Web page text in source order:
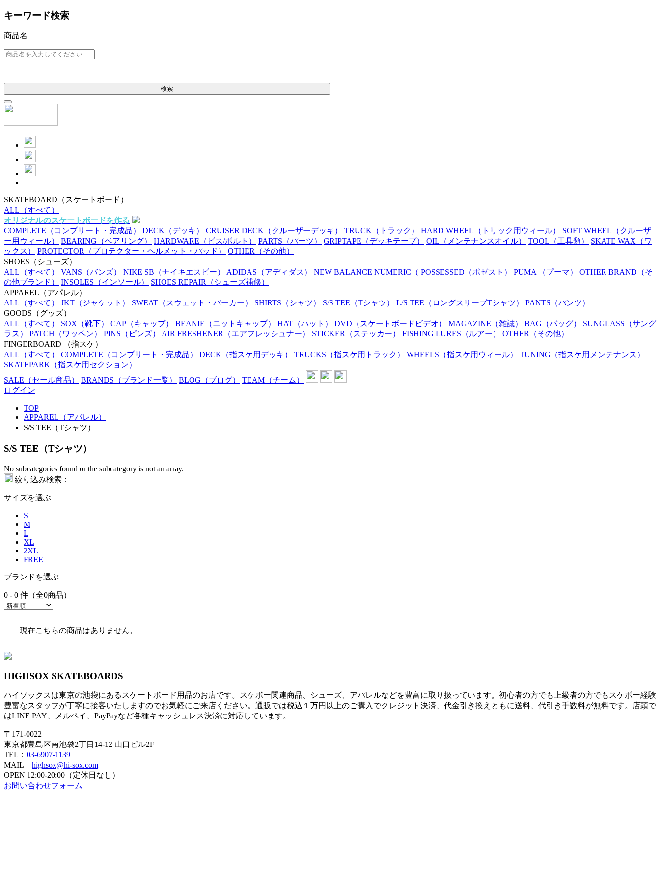
キーワード検索
商品名
検索
SKATEBOARD （スケートボード）
ALL （すべて）
オリジナルのスケートボードを作る
COMPLETE （コンプリート・完成品） DECK （デッキ） CRUISER DECK （クルーザーデッキ） TRUCK （トラック） HARD WHEEL （トリック用ウィール） SOFT WHEEL （クルーザ
ー用ウィール）
BEARING （ベアリング） HARDWARE （ビス/ボルト） PARTS （パーツ） GRIPTAPE （デッキテープ） OIL （メンテナンスオイル） TOOL （工具類） SKATE WAX （ワ
ックス）
PROTECTOR （プロテクター・ヘルメット・パッド） OTHER （その他）
SHOES （シューズ）
ALL （すべて） VANS （バンズ） NIKE SB （ナイキエスビー） ADIDAS （アディダス） NEW BALANCE NUMERIC （ POSSESSED （ポゼスト） PUMA （プーマ） OTHER BRAND （そ
の他ブランド）
INSOLES （インソール） SHOES REPAIR （シューズ補修）
APPAREL （アパレル）
ALL （すべて） JKT （ジャケット） SWEAT （スウェット・パーカー） SHIRTS （シャツ） S/S TEE （Tシャツ） L/S TEE （ロングスリーブTシャツ） PANTS （パンツ）
GOODS （グッズ）
ALL （すべて） SOX （靴下） CAP （キャップ） BEANIE （ニットキャップ） HAT （ハット） DVD （スケートボードビデオ） MAGAZINE （雑誌） BAG （バッグ） SUNGLASS （サング
ラス）
PATCH （ワッペン） PINS （ピンズ） AIR FRESHENER （エアフレッシュナー） STICKER （ステッカー） FISHING LURES （ルアー） OTHER （その他）
FINGERBOARD
（指スケ）
ALL （すべて） COMPLETE （コンプリート・完成品） DECK （指スケ用デッキ） TRUCKS （指スケ用トラック） WHEELS （指スケ用ウィール） TUNING （指スケ用メンテナンス）
SKATEPARK （指スケ用セクション）
SALE （セール商品） BRANDS （ブランド一覧） BLOG （ブログ） TEAM （チーム）
ログイン
TOP
APPAREL（アパレル）
S/S TEE（Tシャツ）
S/S TEE（Tシャツ）
No subcategories found or the subcategory is not an array.
絞り込み検索：
サイズを選ぶ
S
M
L
XL
2XL
FREE
ブランドを選ぶ
0 - 0 件（全0商品）
現在こちらの商品はありません。
HIGHSOX SKATEBOARDS
ハイソックスは東京の池袋にあるスケートボード用品のお店です。スケボー関連商品、シューズ、アパレルなどを豊富に取り扱っています。初心者の方でも上級者の方でもスケボー経験
豊富なスタッフが丁寧に接客いたしますのでお気軽にご来店ください。通販では税込１万円以上のご購入でクレジット決済、代金引き換えともに送料、代引き手数料が無料です。店頭で
はLINE PAY、メルペイ、PayPayなど各種キャッシュレス決済に対応しています。
〒171-0022
東京都豊島区南池袋2丁目14-12 山口ビル2F
TEL： 03-6907-1139
MAIL： highsox@hi-sox.com
OPEN 12:00-20:00（定休日なし）
お問い合わせフォーム